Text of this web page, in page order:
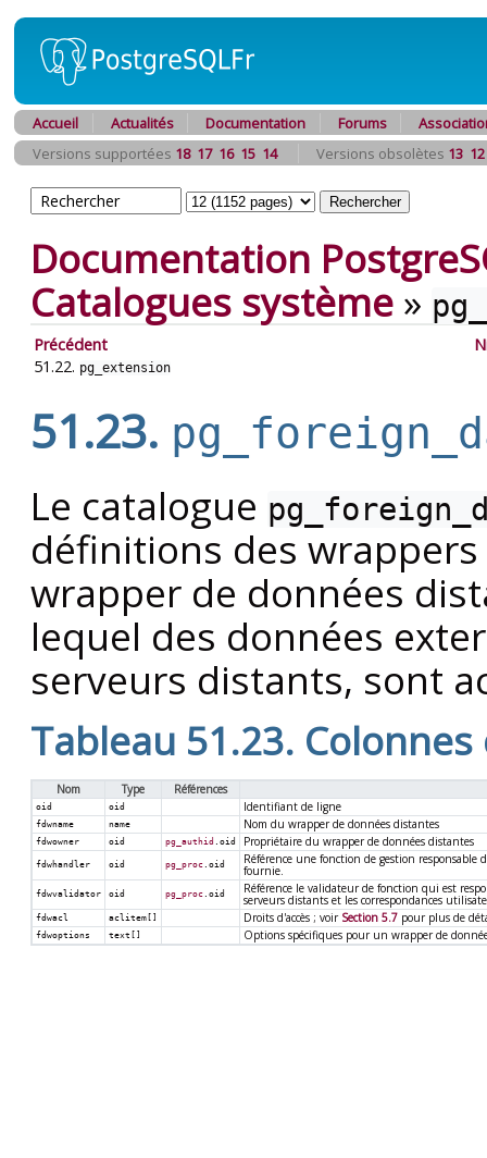
Accueil Actualités Documentation Forums
Versions supportées 18 17 16 15 14 Versions obsolètes 13 12
Documentation
Catalogues système »
Précédent
51.22. pg_extension
51.23.
Le catalogue
définitions des
wrapper de données
lequel des données
serveurs distants, sont
Tableau 51.23.
Nom Type Références
oid oid Identifiant de ligne
fdwname name Nom du wrapper de données distantes
fdwowner oid pg_authid .oid Propriétaire du wrapper de données distantes
fdwhandler oid pg_proc.oid Référence une fonction de gestion
fournie.
fdwvalidator oid pg_proc.oid Référence le validateur de fonction qui est
serveurs distants et les correspondances
fdwacl aclitem[] Droits d'accès ; voir Section 5.7pour plus de
fdwoptions text[] Options spécifiques pour un wrapper de